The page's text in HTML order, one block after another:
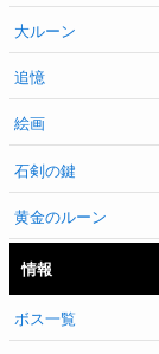
大ルーン
追憶
絵画
石剣の鍵
黄金のルーン
情報
ボス一覧